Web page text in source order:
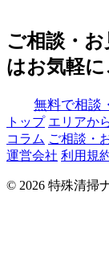
ご相談・
はお気軽に
無料で相談
トップ エリアか
コラム ご相談・
運営会社 利用規
© 2026 特殊清掃